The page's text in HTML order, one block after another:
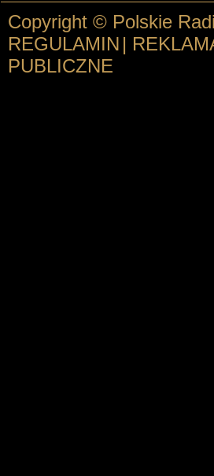
Copyright © Polskie
REGULAMIN |
PUBLICZNE